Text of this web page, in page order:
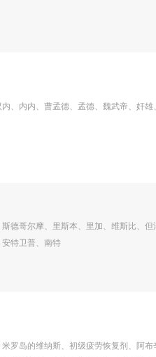
、内内、曹孟德、孟德、魏武帝、奸
德哥尔摩、里斯本、里加、维斯比、
特卫普、南特
罗岛的维纳斯、初级疲劳恢复剂、阿